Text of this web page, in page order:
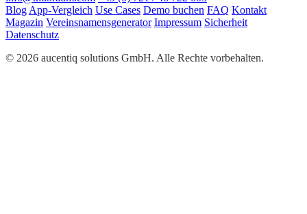
Blog App-Vergleich Use Cases Demo buchen FAQ Kontakt
Magazin Vereinsnamensgenerator Impressum Sicherheit
Datenschutz
© 2026 aucentiq solutions GmbH. Alle Rechte vorbehalten.